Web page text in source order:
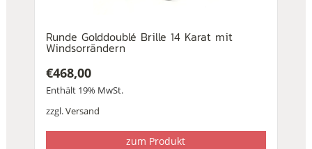
Runde Golddoublé Brille 14 Karat mit
Windsorrändern
€468,00
Enthält 19% MwSt.
zzgl.Versand
zum Produkt